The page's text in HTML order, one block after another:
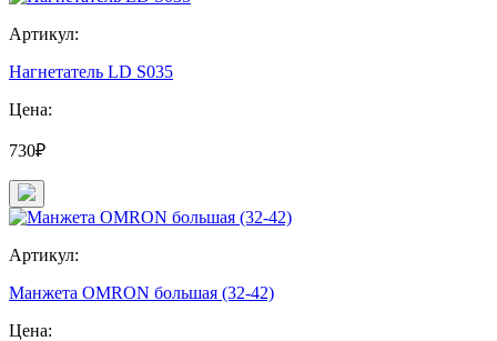
Артикул:
Нагнетатель LD S035
Цена:
730₽
Артикул:
Манжета OMRON большая (32-42)
Цена: